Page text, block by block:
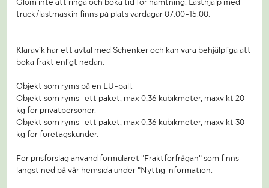
truck/lastmaskin finns på plats vardagar 07.00-15.00.
Klaravik har ett avtal med Schenker och kan vara behjälpliga att
boka frakt enligt nedan:
Objekt som ryms på en EU-pall.
Objekt som ryms i ett paket, max 0,36 kubikmeter, maxvikt 20
kg för privatpersoner.
Objekt som ryms i ett paket, max 0,36 kubikmeter, maxvikt 30
kg för företagskunder.
För prisförslag använd formuläret "Fraktförfrågan" som finns
längst ned på vår hemsida under "Nyttig information.